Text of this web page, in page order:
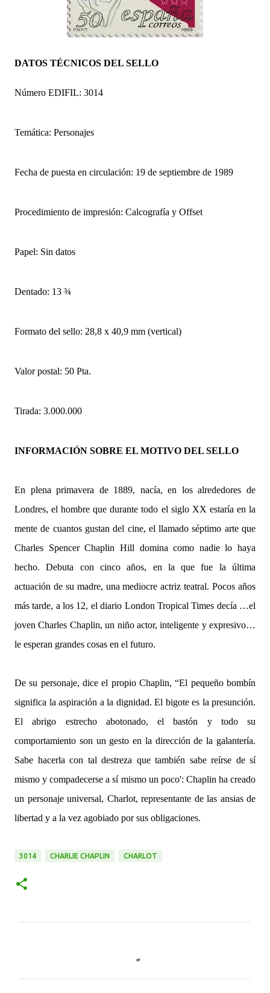
DATOS TÉCNICOS DEL SELLO
Número EDIFIL: 3014
Temática: Personajes
Fecha de puesta en circulación: 19 de septiembre de 1989
Procedimiento de impresión: Calcografía y Offset
Papel: Sin datos
Dentado: 13 ¾
Formato del sello: 28,8 x 40,9 mm (vertical)
Valor postal: 50 Pta.
Tirada: 3.000.000
INFORMACIÓN SOBRE EL MOTIVO DEL SELLO
En plena primavera de 1889, nacía, en los alrededores de
Londres, el hombre que durante todo el siglo XX estaría en la
mente de cuantos gustan del cine, el llamado séptimo arte que
Charles Spencer Chaplin Hill domina como nadie lo haya
hecho. Debuta con cinco años, en la que fue la última
actuación de su madre, una mediocre actriz teatral. Pocos años
más tarde, a los 12, el diario London Tropical Times decía …el
joven Charles Chaplin, un niño actor, inteligente y expresivo…
le esperan grandes cosas en el futuro.
De su personaje, dice el propio Chaplin,“El pequeño bombín
significa la aspiración a la dignidad. El bigote es la presunción.
El abrigo estrecho abotonado, el bastón y todo su
comportamiento son un gesto en la dirección de la galantería.
Sabe hacerla con tal destreza que también sabe reírse de sí
mismo y compadecerse a sí mismo un poco': Chaplin ha creado
un personaje universal, Charlot, representante de las ansias de
libertad y a la vez agobiado por sus obligaciones.
3014 CHARLIE CHAPLIN CHARLOT